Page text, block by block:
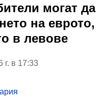
могат да
на еврото,
в левове
г. в 17:33